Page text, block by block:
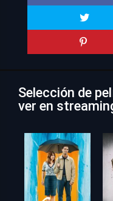
Selección de
ver en